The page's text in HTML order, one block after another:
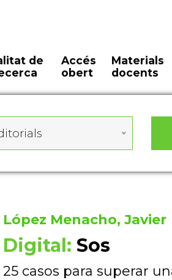
de
Accés
obert
Materials
docents
López Menacho, Javier
Digital: Sos
25 casos para superar